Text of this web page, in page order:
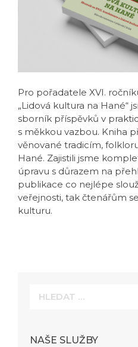
Pro pořadatele XVI.
„Lidová kultura na Hané“
sborník příspěvků v
s měkkou vazbou. Kniha
věnované tradicím,
Hané. Zajistili jsme
úpravu s důrazem na
publikace co nejlépe
veřejnosti, tak čtenářům
kulturu.
NAŠE SLUŽBY